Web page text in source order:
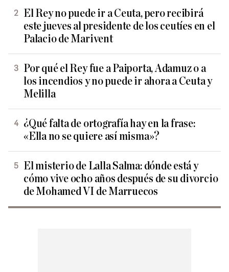
El Rey no puede ir a Ceuta, pero recibirá
este jueves al presidente de los ceutíes en el
Palacio de Marivent
Por qué el Rey fue a Paiporta, Adamuz o a
los incendios y no puede ir ahora a Ceuta y
Melilla
¿Qué falta de ortografía hay en la frase:
«Ella no se quiere así misma»?
El misterio de Lalla Salma: dónde está y
cómo vive ocho años después de su divorcio
de Mohamed VI de Marruecos